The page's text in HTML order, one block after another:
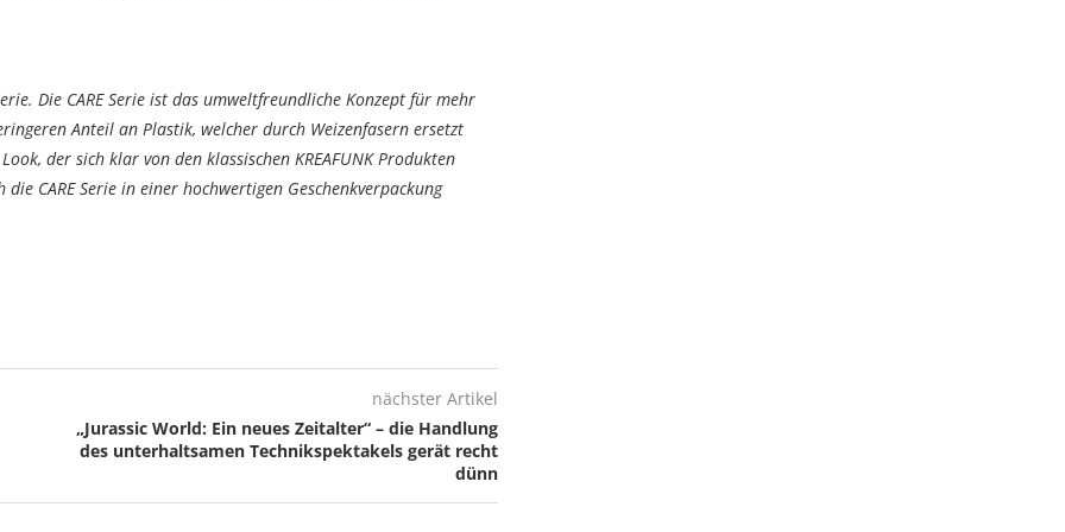
Die CARE Serie ist das umweltfreundliche Konzept für mehr
Anteil an Plastik, welcher durch Weizenfasern ersetzt
der sich klar von den klassischen KREAFUNK Produkten
CARE Serie in einer hochwertigen Geschenkverpackung
nächster Artikel
„Jurassic World: Ein neues Zeitalter“ – die Handlung
des unterhaltsamen Technikspektakels gerät recht
dünn